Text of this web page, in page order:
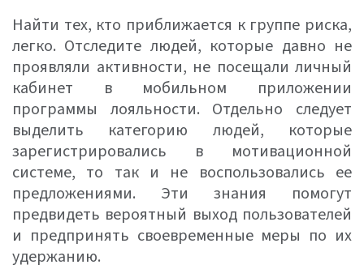
Найти тех, кто приближается к группе риска,
легко. Отследите людей, которые давно не
проявляли активности, не посещали личный
кабинет в мобильном приложении
программы лояльности. Отдельно следует
выделить категорию людей, которые
зарегистрировались в мотивационной
системе, то так и не воспользовались ее
предложениями. Эти знания помогут
предвидеть вероятный выход пользователей
и предпринять своевременные меры по их
удержанию.